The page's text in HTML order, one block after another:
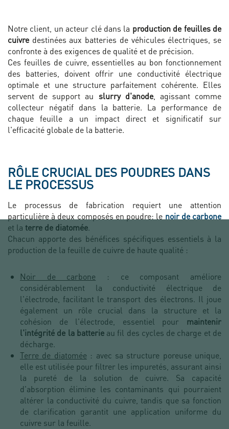
Notre client, un acteur clé dans la production de feuilles de
cuivredestinées aux batteries de véhicules électriques, se
confronte à des exigences de qualité et de précision.
Ces feuilles de cuivre, essentielles au bon fonctionnement
des batteries, doivent offrir une conductivité électrique
optimale et une structure parfaitement cohérente. Elles
servent de support au slurry d'anode, agissant comme
collecteur négatif dans la batterie. La performance de
chaque feuille a un impact direct et significatif sur
l'efficacité globale de la batterie.
RÔLE CRUCIAL DES POUDRES DANS
LE PROCESSUS
Le processus de fabrication requiert une attention
particulière à deux composés en poudre: le noir de carbone
et la terre de diatomée.
Chacun apporte des bénéfices spécifiques essentiels à la
production de la feuille de cuivre de haute qualité :
Noir de carbone : ce composant améliore
considérablement la conductivité électrique de
l'électrode, facilitant le transport des électrons. Il joue
également un rôle crucial dans la structure et la
cohésion de l'électrode, essentiel pour maintenir
l'intégrité de la batterie au fil des cycles de charge et de
décharge.
Terre de diatomée: avec sa structure poreuse unique,
elle est utilisée pour filtrer les impuretés, assurant ainsi
la pureté de la solution de cuivre. Sa capacité
d'absorption élimine les contaminants qui pourraient
altérer la conductivité du cuivre, tandis que sa fonction
de clarification garantit une application uniforme du
cuivre sur la feuille.